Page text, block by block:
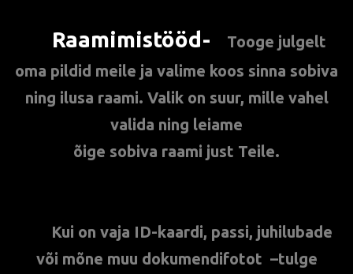
Raamimistööd-
Tooge julgelt
oma pildid meile ja valime koos sinna sobiva
ning ilusa raami. Valik on suur, mille vahel
valida ning leiame
õige sobiva raami just Teile.
Kui on vaja ID-kaardi, passi, juhilubade
või mõne muu dokumendifotot –tulge